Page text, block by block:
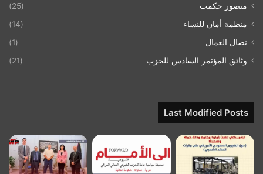
منصور حكمت
(25)
منظمة أمان للنساء
(14)
نضال العمال
(1)
وثائق المؤتمر السادس للحزب
(21)
Last Modified Posts